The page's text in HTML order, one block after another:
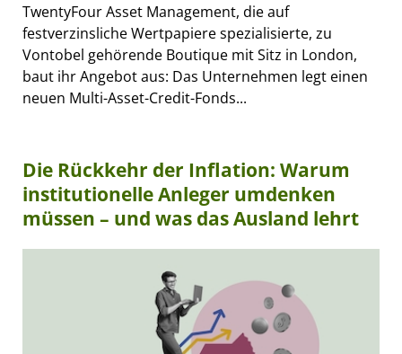
TwentyFour Asset Management, die auf
festverzinsliche Wertpapiere spezialisierte, zu
Vontobel gehörende Boutique mit Sitz in London,
baut ihr Angebot aus: Das Unternehmen legt einen
neuen Multi-Asset-Credit-Fonds...
Die Rückkehr der Inflation: Warum
institutionelle Anleger umdenken
müssen – und was das Ausland lehrt